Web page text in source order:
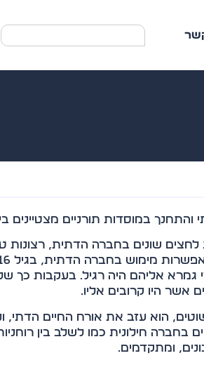
במוסדות תורניים מצטיינים
שונים בחברה הדתית, רצונות
גמרא אליהם היה רגיל. בעקבות כך
אשר היו קרובים אליו.
הוא עזב את אורח החיים הדתי,
בחברה חילונית כמו לשלב בין
ומתקדמים.